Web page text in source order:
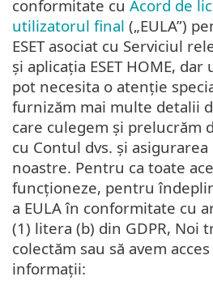
conformitate cu Acord de
utilizatorul final („EULA”)
ESET asociat cu Serviciul
și aplicația ESET HOME,
pot necesita o atenție
furnizăm mai multe detalii
care culegem și prelucrăm
cu Contul dvs. și
noastre. Pentru ca toate
funcționeze, pentru
a EULA în conformitate cu
(1) litera (b) din GDPR, Noi
colectăm sau să avem
informații: